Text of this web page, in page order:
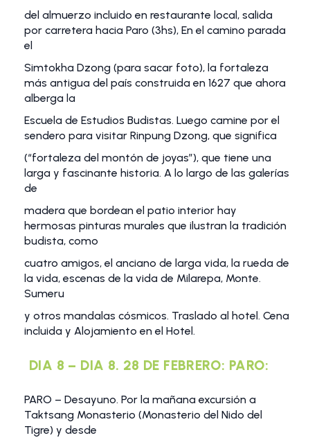
del almuerzo incluido en restaurante local, salida
por carretera hacia Paro (3hs), En el camino parada
el
Simtokha Dzong (para sacar foto), la fortaleza
más antigua del país construida en 1627 que ahora
alberga la
Escuela de Estudios Budistas. Luego camine por el
sendero para visitar Rinpung Dzong, que significa
(“fortaleza del montón de joyas”), que tiene una
larga y fascinante historia. A lo largo de las galerías
de
madera que bordean el patio interior hay
hermosas pinturas murales que ilustran la tradición
budista, como
cuatro amigos, el anciano de larga vida, la rueda de
la vida, escenas de la vida de Milarepa, Monte.
Sumeru
y otros mandalas cósmicos. Traslado al hotel. Cena
incluida y Alojamiento en el Hotel.
DIA 8 – DIA 8. 28 DE FEBRERO: PARO:
PARO – Desayuno. Por la mañana excursión a
Taktsang Monasterio (Monasterio del Nido del
Tigre) y desde